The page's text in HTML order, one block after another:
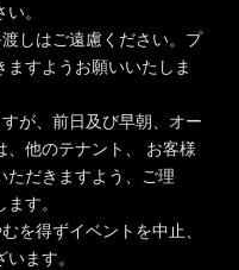
。
しはご遠慮ください。プ
すようお願いいたしま
が、前日及び早朝、オー
、他のテナント、 お客様
ただきますよう、ご理
す。
を得ずイベントを中止、
ます。